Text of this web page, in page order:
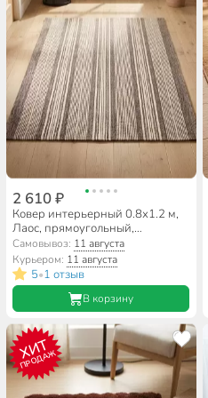
2 610 ₽
Ковер интерьерный 0.8х1.2 м,
Лаос, прямоугольный,
геометрический узор, 126Х,
24748
Самовывоз: 11 августа
Курьером: 11 августа
5•1 отзыв
В корзину
ХИТ
ПРОДАЖ